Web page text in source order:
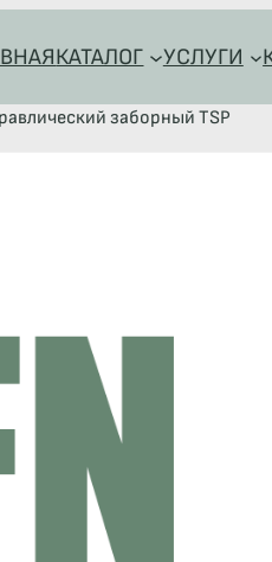
КАТАЛОГ УСЛУГИ
заборный TSP